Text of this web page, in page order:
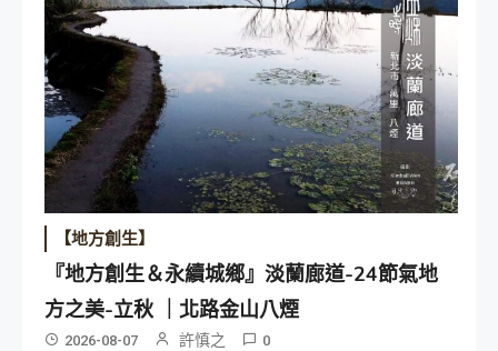
【地方創生】
『地方創生＆永續城鄉』淡蘭廊道-24節氣地
方之美-立秋 ｜北路金山八煙
2026-08-07 許慎之 0